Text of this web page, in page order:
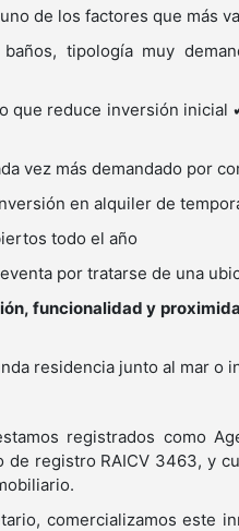
de los factores que más
tipología muy
que reduce inversión
vez más demandado por
en alquiler de
todo el año
por tratarse de una
funcionalidad y
residencia junto al mar o
registrados como
de registro RAICV 3463, y
comercializamos este